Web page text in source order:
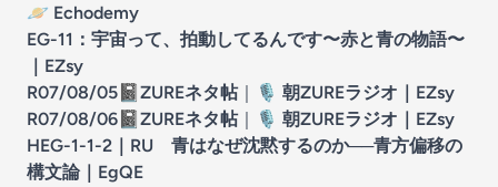
🪐 Echodemy
EG-11：宇宙って、拍動してるんです〜赤と青の物語〜
｜ EZsy
R07/08/05 📓ZUREネタ帖｜ 🎙️ 朝ZUREラジオ ｜ EZsy
R07/08/06 📓ZUREネタ帖｜ 🎙️ 朝ZUREラジオ ｜ EZsy
HEG-1-1-2｜RU 青はなぜ沈黙するのか──青方偏移の
構文論｜ EgQE